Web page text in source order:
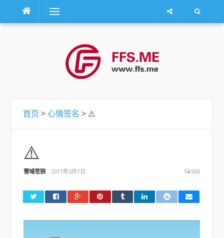
跳
菜单
首页 >心情签名 > ⚠️
⚠️
雪域苍狼 2017年3月7日 569